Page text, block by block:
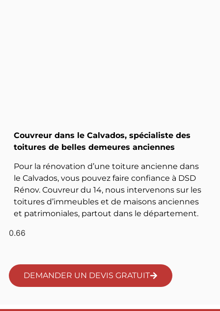
Couvreur dans le Calvados, spécialiste des
toitures de belles demeures anciennes
Pour la rénovation d’une toiture ancienne dans
le Calvados, vous pouvez faire confiance à DSD
Rénov. Couvreur du 14, nous intervenons sur les
toitures d’immeubles et de maisons anciennes
et patrimoniales, partout dans le département.
DEMANDER UN DEVIS GRATUIT